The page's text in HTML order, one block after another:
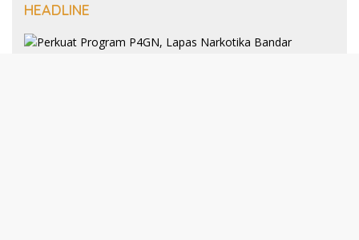
HEADLINE